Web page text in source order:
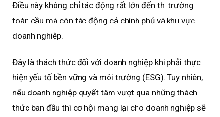
Điều này không chỉ tác động rất lớn đến thị trường
toàn cầu mà còn tác động cả chính phủ và khu vực
doanh nghiệp.
Đây là thách thức đối với doanh nghiệp khi phải thực
hiện yếu tố bền vững và môi trường (ESG). Tuy nhiên,
nếu doanh nghiệp quyết tâm vượt qua những thách
thức ban đầu thì cơ hội mang lại cho doanh nghiệp sẽ